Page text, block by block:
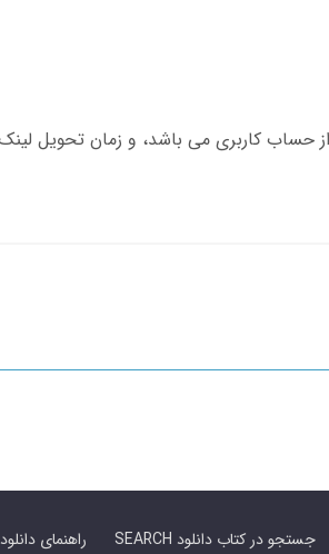
راهنمای دانلود SEARCH جستجو در کتاب دانلود